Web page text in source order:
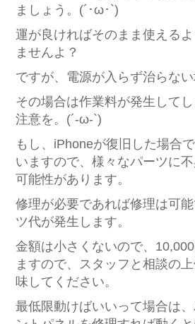
ましょう。(´･ω･`)
運が良ければそのまま使える
ませんよ？
ですが、電源が入らず治らない
その場合は作業料が発生して
注意を。(´-ω-`)
もし、iPhoneが復旧した場合
いますので、様々なパーツに
可能性があります。
修理が必要であれば修理は可
ツ代が発生します。
金額は小さくないので、
ますので、スタッフと相談の
味してください。
最低限動けばいいって場合は